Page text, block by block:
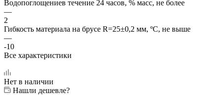
Водопоглощениев течение 24 часов, % масс, не более
—
2
Гибкость материала на брусе R=25±0,2 мм, ºС, не выше
—
-10
Все характеристики
Нет в наличии
Нашли дешевле?